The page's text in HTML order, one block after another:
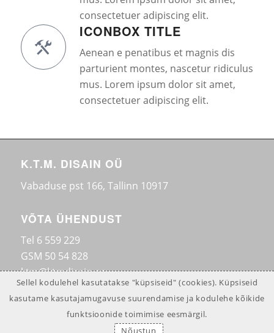
consectetuer adipiscing elit.
ICONBOX TITLE
Aenean e penatibus et magnis dis
parturient montes, nascetur ridiculus
mus. Lorem ipsum dolor sit amet,
consectetuer adipiscing elit.
K.T.M. DISAIN OÜ
Vabaduse pst 166, Tallinn 10917
VÕTA ÜHENDUST
Tel 6 559 229
GSM 50 54 828
ktm@ktmdisain.ee
Sellel kodulehel kasutatakse "küpsiseid" (cookies). Küpsiseid
kasutame kasutajamugavuse suurendamise ja kodulehe kõikide
funktsioonide toimimise eesmärgil.
Nõustun